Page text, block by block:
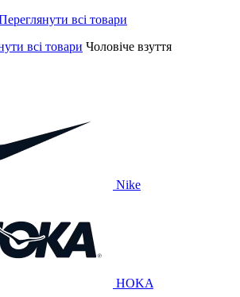
всі товари Чоловіче взуття
Nike
HOKA